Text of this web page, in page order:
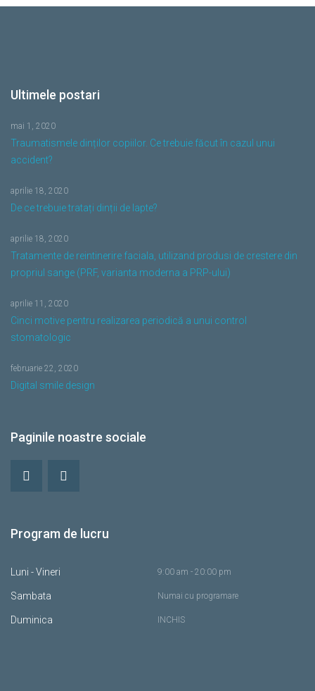
Ultimele postari
Traumatismele dinților copiilor. Ce trebuie făcut în cazul unui
accident?
mai 1, 2020
De ce trebuie tratați dinții de lapte?
aprilie 18, 2020
Tratamente de reintinerire faciala, utilizand produsi de crestere din
propriul sange (PRF, varianta moderna a PRP-ului)
aprilie 18, 2020
Cinci motive pentru realizarea periodică a unui control
stomatologic
aprilie 11, 2020
Digital smile design
februarie 22, 2020
Paginile noastre sociale
Program de lucru
Luni - Vineri 9:00 am - 20:00 pm
Sambata Numai cu programare
Duminica INCHIS